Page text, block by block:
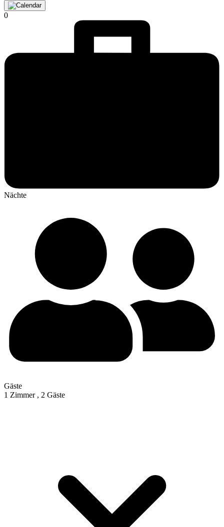
0
Nächte
Gäste
1 Zimmer , 2 Gäste